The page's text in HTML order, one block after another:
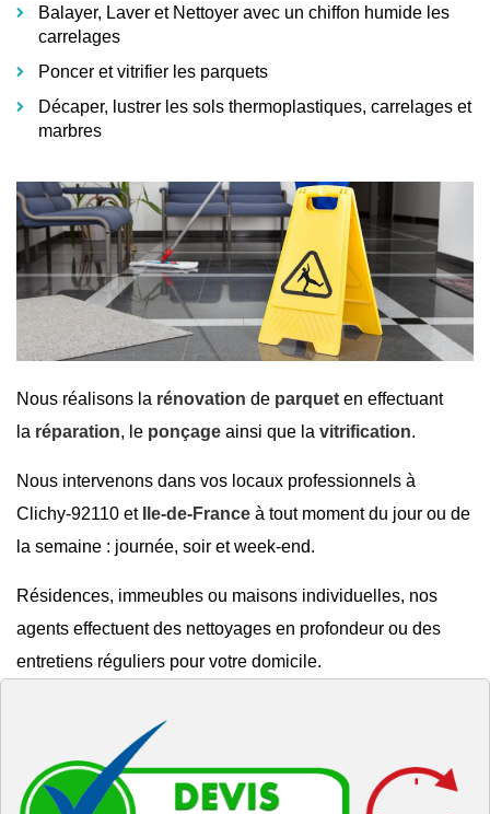
Balayer, Laver et Nettoyer avec un chiffon humide les
carrelages
Poncer et vitrifier les parquets
Décaper, lustrer les sols thermoplastiques, carrelages et
marbres
Nous réalisons la rénovation de parquet en effectuant
la réparation, le ponçage ainsi que la vitrification.
Nous intervenons dans vos locaux professionnels à
Clichy-92110 et
Ile-de-France à tout moment du jour ou de
la semaine : journée, soir et week-end.
Résidences, immeubles ou maisons individuelles, nos
agents effectuent des nettoyages en profondeur ou des
entretiens réguliers pour votre domicile.